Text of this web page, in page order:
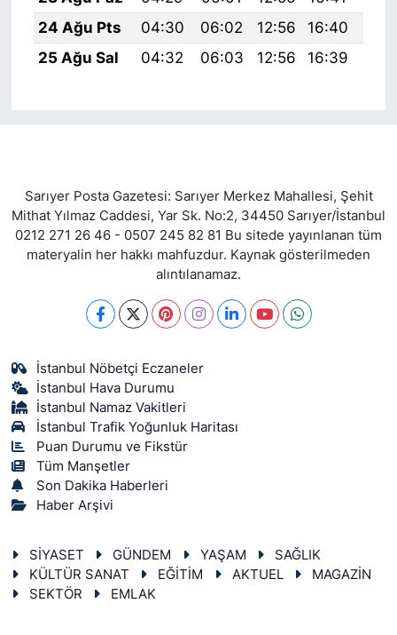
24 Ağu Pts
04:30 06:02 12:56 16:40
25 Ağu Sal
04:32 06:03 12:56 16:39
Sarıyer Posta Gazetesi: Sarıyer Merkez Mahallesi, Şehit
Mithat Yılmaz Caddesi, Yar Sk. No:2, 34450 Sarıyer/İstanbul
0212 271 26 46 - 0507 245 82 81 Bu sitede yayınlanan tüm
materyalin her hakkı mahfuzdur. Kaynak gösterilmeden
alıntılanamaz.
İstanbul Nöbetçi Eczaneler
İstanbul Hava Durumu
İstanbul Namaz Vakitleri
İstanbul Trafik Yoğunluk Haritası
Puan Durumu ve Fikstür
Tüm Manşetler
Son Dakika Haberleri
Haber Arşivi
SİYASET GÜNDEM YAŞAM
SAĞLIK
KÜLTÜR SANAT
EĞİTİM AKTUEL
MAGAZİN
SEKTÖR
EMLAK